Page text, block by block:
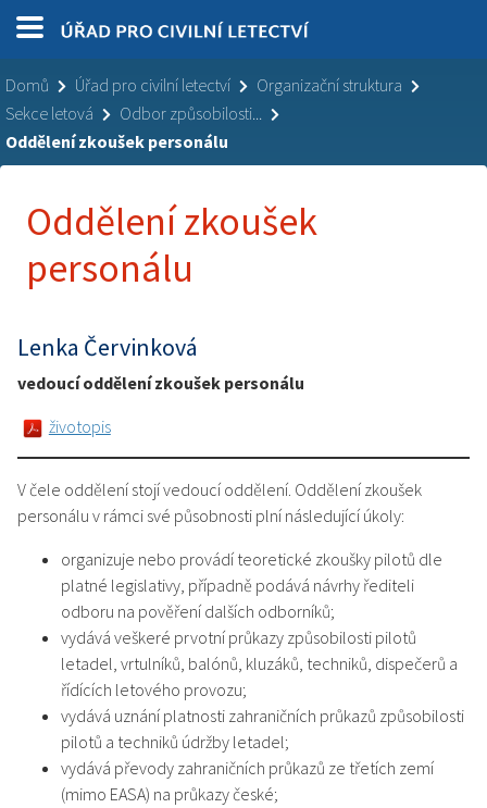
Domů Úřad pro civilní letectví
Organizační struktura
Sekce letová
Odbor způsobilosti...
Oddělení zkoušek personálu
Oddělení zkoušek
personálu
Lenka Červinková
vedoucí oddělení zkoušek personálu
životopis
V čele oddělení stojí vedoucí oddělení. Oddělení zkoušek
personálu v rámci své působnosti plní následující úkoly:
organizuje nebo provádí teoretické zkoušky pilotů dle
platné legislativy, případně podává návrhy řediteli
odboru na pověření dalších odborníků;
vydává veškeré prvotní průkazy způsobilosti pilotů
letadel, vrtulníků, balónů, kluzáků, techniků, dispečerů a
řídících letového provozu;
vydává uznání platnosti zahraničních průkazů způsobilosti
pilotů a techniků údržby letadel;
vydává převody zahraničních průkazů ze třetích zemí
(mimo EASA) na průkazy české;